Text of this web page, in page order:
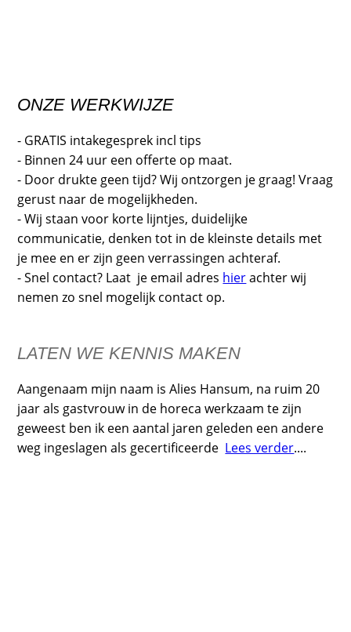
ONZE WERKWIJZE
- GRATIS intakegesprek incl tips
- Binnen 24 uur een offerte op maat.
- Door drukte geen tijd? Wij ontzorgen je graag! Vraag
gerust naar de mogelijkheden.
- Wij staan voor korte lijntjes, duidelijke
communicatie, denken tot in de kleinste details met
je mee en er zijn geen verrassingen achteraf.
- Snel contact? Laat je email adres hierachter wij
nemen zo snel mogelijk contact op.
LATEN WE KENNIS MAKEN
Aangenaam mijn naam is Alies Hansum, na ruim 20
jaar als gastvrouw in de horeca werkzaam te zijn
geweest ben ik een aantal jaren geleden een andere
weg ingeslagen als gecertificeerde Lees verder....